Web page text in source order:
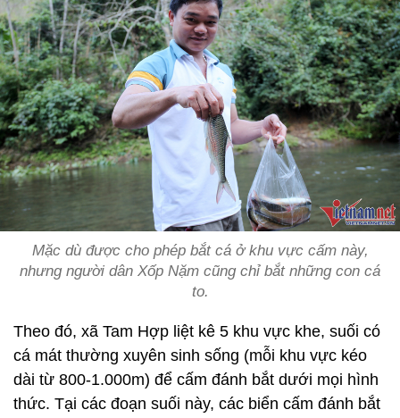
Mặc dù được cho phép bắt cá ở khu vực cấm này,
nhưng người dân Xốp Nặm cũng chỉ bắt những con cá
to.
Theo đó, xã Tam Hợp liệt kê 5 khu vực khe, suối có
cá mát thường xuyên sinh sống (mỗi khu vực kéo
dài từ 800-1.000m) để cấm đánh bắt dưới mọi hình
thức. Tại các đoạn suối này, các biển cấm đánh bắt